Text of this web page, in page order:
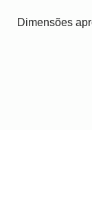
Dimensões